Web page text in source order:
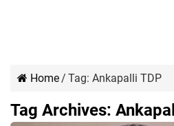
Home/ Tag: Ankapalli TDP
Tag Archives: